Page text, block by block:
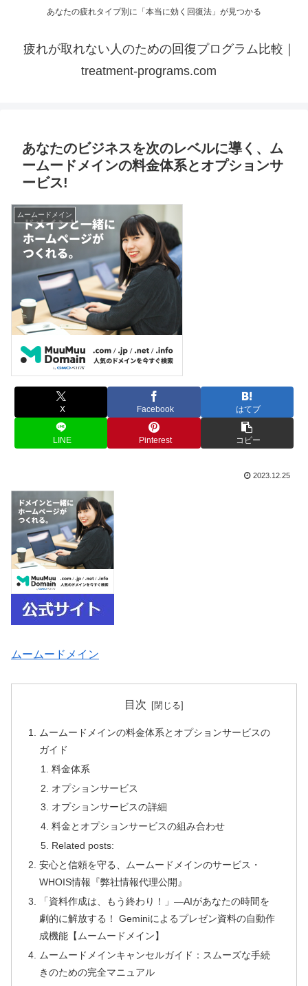
あなたの疲れタイプ別に「本当に効く回復法」が見つかる
疲れが取れない人のための回復プログラム比較｜
treatment-programs.com
あなたのビジネスを次のレベルに導く、ム
ームードメインの料金体系とオプションサ
ービス!
ムームードメイン
X Facebook はてブ
LINE Pinterest コピー
2023.12.25
ムームードメイン
目次
ムームードメインの料金体系とオプションサービスの
ガイド
料金体系
オプションサービス
オプションサービスの詳細
料金とオプションサービスの組み合わせ
Related posts:
安心と信頼を守る、ムームードメインのサービス・
WHOIS情報『弊社情報代理公開』
「資料作成は、もう終わり！」—AIがあなたの時間を
劇的に解放する！ Geminiによるプレゼン資料の自動作
成機能【ムームードメイン】
ムームードメインキャンセルガイド：スムーズな手続
きのための完全マニュアル